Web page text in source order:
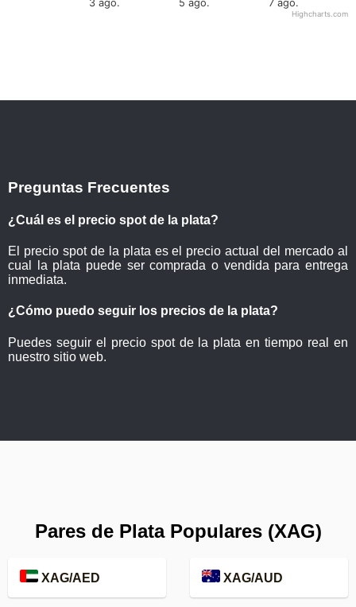
3 ago. 5 ago. 7 ago.
Highcharts.com
Preguntas Frecuentes
¿Cuál es el precio spot de la plata?
El precio spot de la plata es el precio actual del mercado al
cual la plata puede ser comprada o vendida para entrega
inmediata.
¿Cómo puedo seguir los precios de la plata?
Puedes seguir el precio spot de la plata en tiempo real en
nuestro sitio web.
Pares de Plata Populares (XAG)
XAG/AED XAG/AUD